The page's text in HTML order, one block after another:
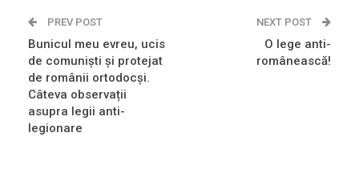
PREV POST
Bunicul meu evreu, ucis
de comuniști și protejat
de românii ortodocși.
Câteva observații
asupra legii anti-
legionare
NEXT POST
O lege anti-
românească!